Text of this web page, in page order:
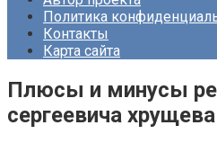
Политика
Контакты
Карта сайта
Плюсы и минусы
сергеевича хрущева